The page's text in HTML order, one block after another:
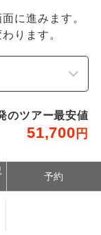
に進みます。
ります。
のツアー最安値
51,700 円
予約